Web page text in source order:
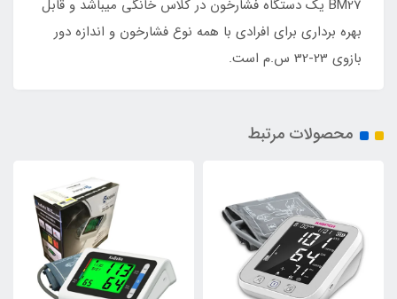
BM27 یک دستگاه فشارخون در کلاس خانگی میباشد و قابل
بهره برداری برای افرادی با همه نوع فشارخون و اندازه دور
بازوی 23-32 س.م است.
محصولات مرتبط